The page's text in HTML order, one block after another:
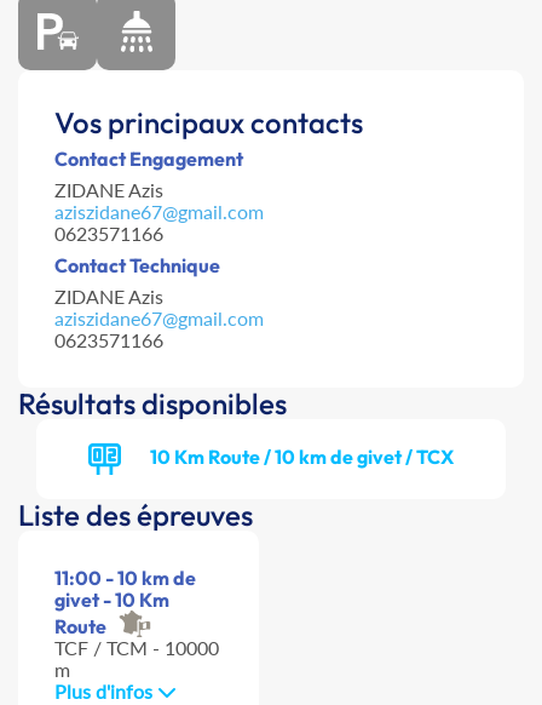
Vos principaux contacts
Contact Engagement
ZIDANE Azis
aziszidane67@gmail.com
0623571166
Contact Technique
ZIDANE Azis
aziszidane67@gmail.com
0623571166
Résultats disponibles
10 Km Route / 10 km de givet / TCX
Liste des épreuves
11:00 - 10 km de
givet - 10 Km
Route
TCF / TCM - 10000
m
Plus d'infos